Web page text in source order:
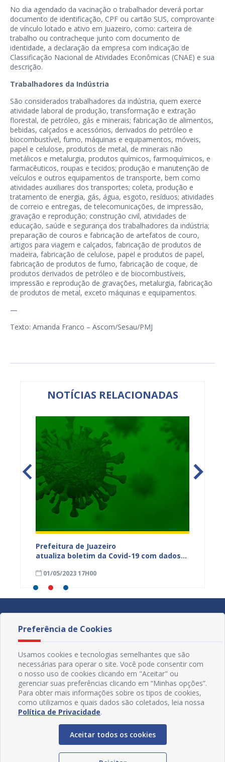
No dia agendado da vacinação o trabalhador deverá portar
documento de identificação, CPF ou cartão SUS, comprovante
de vínculo lotado e ativo em Juazeiro, como: carteira de
trabalho ou contracheque junto com documento de
identidade, a declaração da empresa com indicação de
Classificação Nacional de Atividades Econômicas (CNAE) e sua
descrição.
Trabalhadores da Indústria
São considerados trabalhadores da indústria, quem exerce
atividade laboral de produção, transformação e extração
florestal, de petróleo, gás e minerais; fabricação de alimentos,
bebidas, calçados e acessórios, derivados do petróleo e
biocombustível, fumo, máquinas e equipamentos, móveis,
papel e celulose, produtos de metal, de minerais não
metálicos e metalurgia, produtos químicos, farmoquímicos, e
farmacêuticos, roupas e tecidos; produção e manutenção de
veículos e outros equipamentos de transporte, bem como
atividades auxiliares dos transportes; coleta, produção e
tratamento de energia, gás, água, esgoto, resíduos; atividades
de correio e entregas, de telecomunicações, de impressão,
gravação e reprodução; construção civil, atividades de
educação, saúde e segurança dos trabalhadores da indústria;
preparação de couros e fabricação de artefatos de couro,
artigos para viagem e calçados, fabricação de produtos de
madeira, fabricação de celulose, papel e produtos de papel,
fabricação de produtos de fumo, fabricação de coque, de
produtos derivados de petróleo e de biocombustíveis,
impressão e reprodução de gravações, metalurgia, fabricação
de produtos de metal, exceto máquinas e equipamentos.
—
Texto: Amanda Franco – Ascom/Sesau/PMJ
NOTÍCIAS RELACIONADAS
Prefeitura de Juazeiro
atualiza boletim da Covid-19 com dados
01/05/2023 17H00
Redes Sociais
Preferência de Cookies
Usamos cookies e tecnologias semelhantes que são
necessárias para operar o site. Você pode consentir com
o nosso uso de cookies clicando em "Aceitar" ou
gerenciar suas preferências clicando em “Minhas opções”.
Para obter mais informações sobre os tipos de cookies,
como utilizamos e quais dados são coletados, leia nossa
Política de Privacidade.
Aceitar todos os cookies